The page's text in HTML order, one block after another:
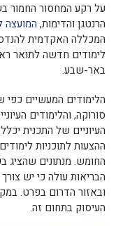
על רקע המחסור החמור
הרנטגן והדימות, המועצה
המכללה האקדמית
באר-שבע.
הלימודים המעשיים כפי
סורוקה, והלימודים
העיוניים של התכנית
החומש. מנתונים שהציג
הבריאות עולה כי יש
ובאזור הדרום בפרט.
העיסוק בתחום זה.